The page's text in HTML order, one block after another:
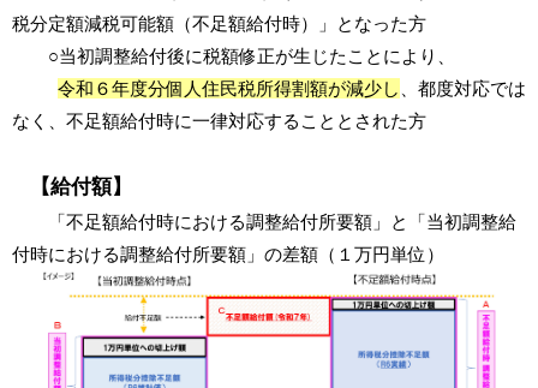
税分定額減税可能額（不足額給付時）」となった方
○当初調整給付後に税額修正が生じたことにより、
令和６年度分個人住民税所得割額が減少し
、都度対応では
なく、不足額給付時に一律対応することとされた方
【給付額】
「不足額給付時における調整給付所要額」と「当初調整給
付時における調整給付所要額」の差額（１万円単位）